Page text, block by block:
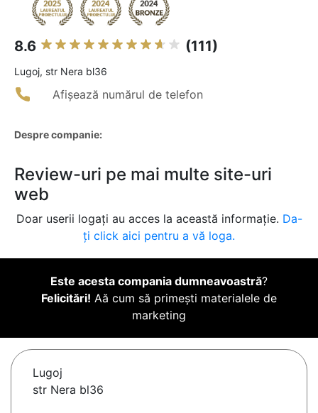
8.6 (111)
Lugoj, str Nera bl36
Afișează numărul de telefon
Despre companie:
Review-uri pe mai multe site-uri
web
Doar userii logați au acces la această informație. Da-
ți click aici pentru a vă loga.
Este acesta compania dumneavoastră?
Felicitări! Aă cum să primești materialele de
marketing
Lugoj
str Nera bl36